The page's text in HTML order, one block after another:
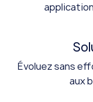
Évoluez sans
aux